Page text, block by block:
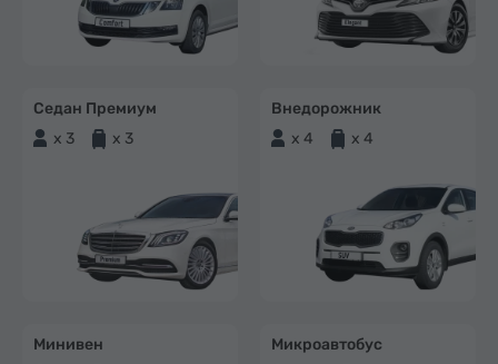
Седан Премиум
x 3
x 3
Внедорожник
x 4
x 4
Минивен
Микроавтобус